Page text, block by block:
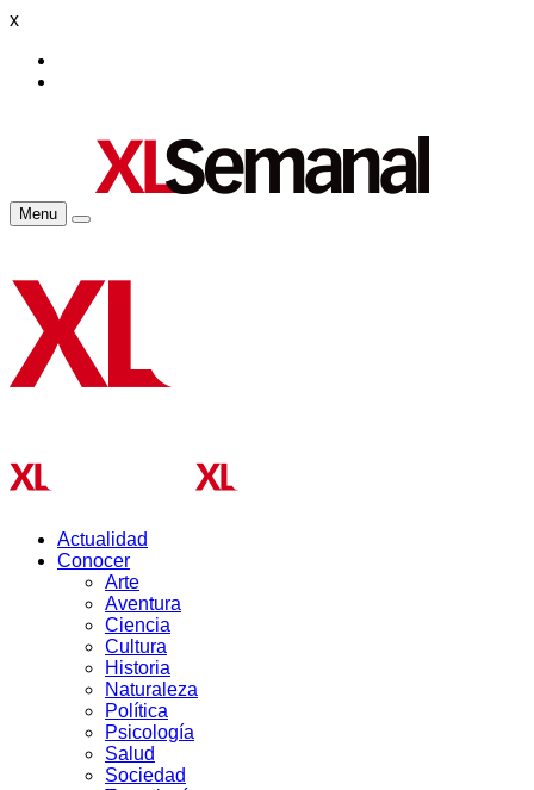
x
Menu
Actualidad
Conocer
Arte
Aventura
Ciencia
Cultura
Historia
Naturaleza
Política
Psicología
Salud
Sociedad